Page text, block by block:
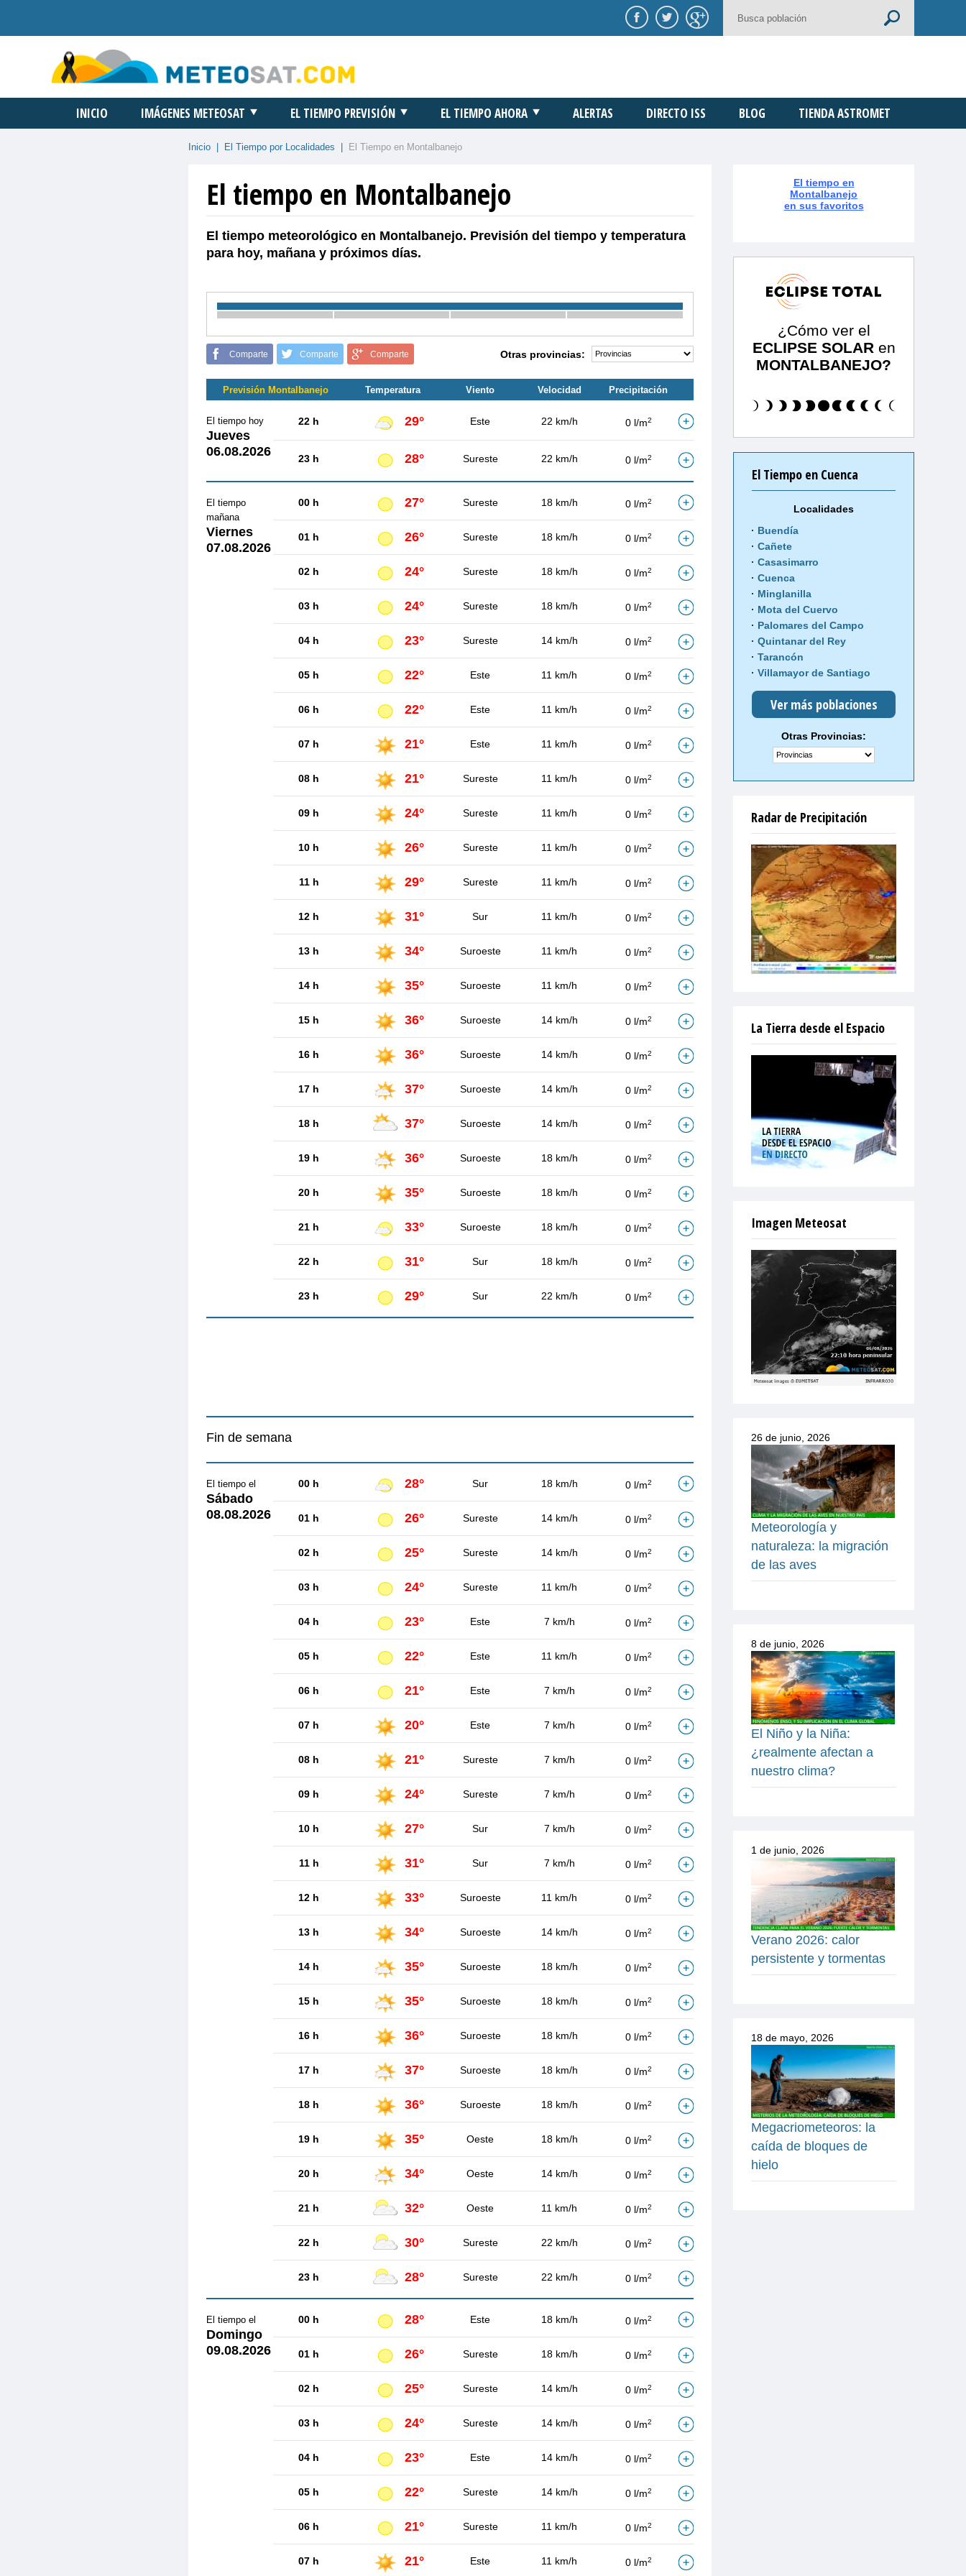
INICIO IMÁGENES METEOSAT EL TIEMPO PREVISIÓN EL TIEMPO AHORA ALERTAS DIRECTO ISS BLOG TIENDA ASTROMET
Inicio El Tiempo por Localidades El Tiempo en Montalbanejo
El tiempo en Montalbanejo
El tiempo meteorológico en Montalbanejo. Previsión del tiempo y temperatura
para hoy, mañana y próximos días.
Comparte Comparte Comparte Otras provincias:
Previsión Montalbanejo Temperatura Viento Velocidad Precipitación
El tiempo hoy
Jueves
06.08.2026
22 h 29° Este 22 km/h 0 l/m2
23 h 28° Sureste 22 km/h 0 l/m2
El tiempo
mañana
Viernes
07.08.2026
00 h 27° Sureste 18 km/h 0 l/m2
01 h 26° Sureste 18 km/h 0 l/m2
02 h 24° Sureste 18 km/h 0 l/m2
03 h 24° Sureste 18 km/h 0 l/m2
04 h 23° Sureste 14 km/h 0 l/m2
05 h 22° Este 11 km/h 0 l/m2
06 h 22° Este 11 km/h 0 l/m2
07 h 21° Este 11 km/h 0 l/m2
08 h 21° Sureste 11 km/h 0 l/m2
09 h 24° Sureste 11 km/h 0 l/m2
10 h 26° Sureste 11 km/h 0 l/m2
11 h 29° Sureste 11 km/h 0 l/m2
12 h 31° Sur 11 km/h 0 l/m2
13 h 34° Suroeste 11 km/h 0 l/m2
14 h 35° Suroeste 11 km/h 0 l/m2
15 h 36° Suroeste 14 km/h 0 l/m2
16 h 36° Suroeste 14 km/h 0 l/m2
17 h 37° Suroeste 14 km/h 0 l/m2
18 h 37° Suroeste 14 km/h 0 l/m2
19 h 36° Suroeste 18 km/h 0 l/m2
20 h 35° Suroeste 18 km/h 0 l/m2
21 h 33° Suroeste 18 km/h 0 l/m2
22 h 31° Sur 18 km/h 0 l/m2
23 h 29° Sur 22 km/h 0 l/m2
Fin de semana
El tiempo el
Sábado
08.08.2026
00 h 28° Sur 18 km/h 0 l/m2
01 h 26° Sureste 14 km/h 0 l/m2
02 h 25° Sureste 14 km/h 0 l/m2
03 h 24° Sureste 11 km/h 0 l/m2
04 h 23° Este 7 km/h 0 l/m2
05 h 22° Este 11 km/h 0 l/m2
06 h 21° Este 7 km/h 0 l/m2
07 h 20° Este 7 km/h 0 l/m2
08 h 21° Sureste 7 km/h 0 l/m2
09 h 24° Sureste 7 km/h 0 l/m2
10 h 27° Sur 7 km/h 0 l/m2
11 h 31° Sur 7 km/h 0 l/m2
12 h 33° Suroeste 11 km/h 0 l/m2
13 h 34° Suroeste 14 km/h 0 l/m2
14 h 35° Suroeste 18 km/h 0 l/m2
15 h 35° Suroeste 18 km/h 0 l/m2
16 h 36° Suroeste 18 km/h 0 l/m2
17 h 37° Suroeste 18 km/h 0 l/m2
18 h 36° Suroeste 18 km/h 0 l/m2
19 h 35° Oeste 18 km/h 0 l/m2
20 h 34° Oeste 14 km/h 0 l/m2
21 h 32° Oeste 11 km/h 0 l/m2
22 h 30° Sureste 22 km/h 0 l/m2
23 h 28° Sureste 22 km/h 0 l/m2
El tiempo el
Domingo
09.08.2026
00 h 28° Este 18 km/h 0 l/m2
01 h 26° Sureste 18 km/h 0 l/m2
02 h 25° Sureste 14 km/h 0 l/m2
03 h 24° Sureste 14 km/h 0 l/m2
04 h 23° Este 14 km/h 0 l/m2
05 h 22° Sureste 14 km/h 0 l/m2
06 h 21° Sureste 11 km/h 0 l/m2
07 h 21° Este 11 km/h 0 l/m2
El tiempo en
Montalbanejo
en sus favoritos
¿Cómo ver el
ECLIPSE SOLAR en
MONTALBANEJO?
El Tiempo en Cuenca
Localidades
Buendía
Cañete
Casasimarro
Cuenca
Minglanilla
Mota del Cuervo
Palomares del Campo
Quintanar del Rey
Tarancón
Villamayor de Santiago
Ver más poblaciones
Otras Provincias:
Radar de Precipitación
La Tierra desde el Espacio
Imagen Meteosat
26 de junio, 2026
Meteorología y
naturaleza: la migración
de las aves
8 de junio, 2026
El Niño y la Niña:
¿realmente afectan a
nuestro clima?
1 de junio, 2026
Verano 2026: calor
persistente y tormentas
18 de mayo, 2026
Megacriometeoros: la
caída de bloques de
hielo